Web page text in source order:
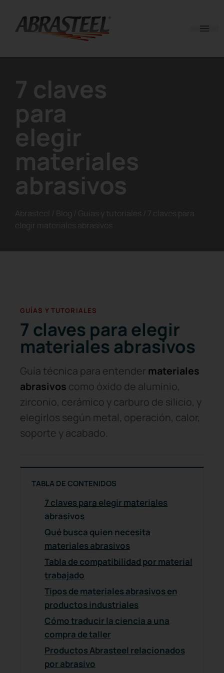
7 claves
para
elegir
materiales
abrasivos
Abrasteel / Blog / Guías y tutoriales / 7 claves para
elegir materiales abrasivos
GUÍAS Y TUTORIALES
7 claves para elegir
materiales abrasivos
Guía técnica para entender materiales
abrasivos como óxido de aluminio,
zirconio, cerámico y carburo de silicio, y
elegirlos según metal, operación, calor,
soporte y acabado.
TABLA DE CONTENIDOS
7 claves para elegir materiales
abrasivos
Qué busca quien necesita
materiales abrasivos
Tabla de compatibilidad por material
trabajado
Tipos de materiales abrasivos en
productos industriales
Cómo traducir la ciencia a una
compra de taller
Productos Abrasteel relacionados
por abrasivo